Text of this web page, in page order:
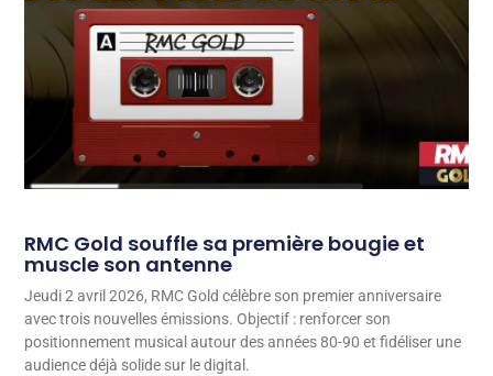
RMC Gold souffle sa première bougie et
muscle son antenne
Jeudi 2 avril 2026, RMC Gold célèbre son premier anniversaire
avec trois nouvelles émissions. Objectif : renforcer son
positionnement musical autour des années 80-90 et fidéliser une
audience déjà solide sur le digital.